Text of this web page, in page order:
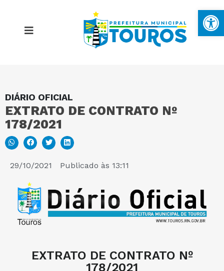
DIÁRIO OFICIAL
EXTRATO DE CONTRATO Nº
178/2021
29/10/2021 Publicado às 13:11
EXTRATO DE CONTRATO Nº
178/2021
MAPA DO SITE
PORTAL DA TRANSPARÊNCIA
E-SIC
PERGUNTAS FREQUENTES